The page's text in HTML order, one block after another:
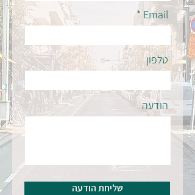
Email
טלפון
הודעה
שליחת הודעה